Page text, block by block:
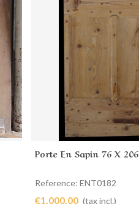
Add to cart
Porte En Sapin 76 X 206
Reference: ENT0182
€1,000.00 (tax incl.)